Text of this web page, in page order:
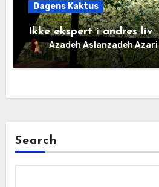
Dagens Kaktus
Ikke ekspert i andres liv
Azadeh Aslanzadeh Azari
Search